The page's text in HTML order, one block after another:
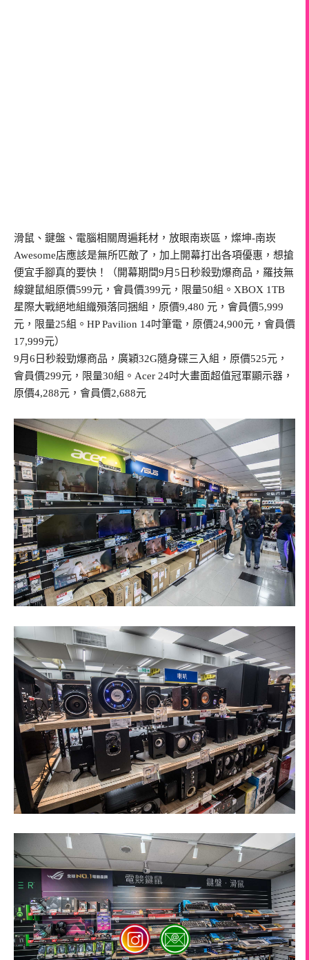
滑鼠、鍵盤、電腦相關周遍耗材，放眼南崁區，燦坤-南崁
Awesome店應該是無所匹敵了，加上開幕打出各項優惠，想搶
便宜手腳真的要快！（開幕期間9月5日秒殺勁爆商品，羅技無
線鍵鼠組原價599元，會員價399元，限量50組。XBOX 1TB
星際大戰絕地組織殞落同捆組，原價9,480 元，會員價5,999
元，限量25組。HP Pavilion 14吋筆電，原價24,900元，會員價
17,999元）
9月6日秒殺勁爆商品，廣穎32G隨身碟三入組，原價525元，
會員價299元，限量30組。Acer 24吋大畫面超值冠軍顯示器，
原價4,288元，會員價2,688元